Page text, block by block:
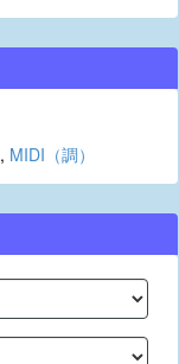
, MIDI（調）